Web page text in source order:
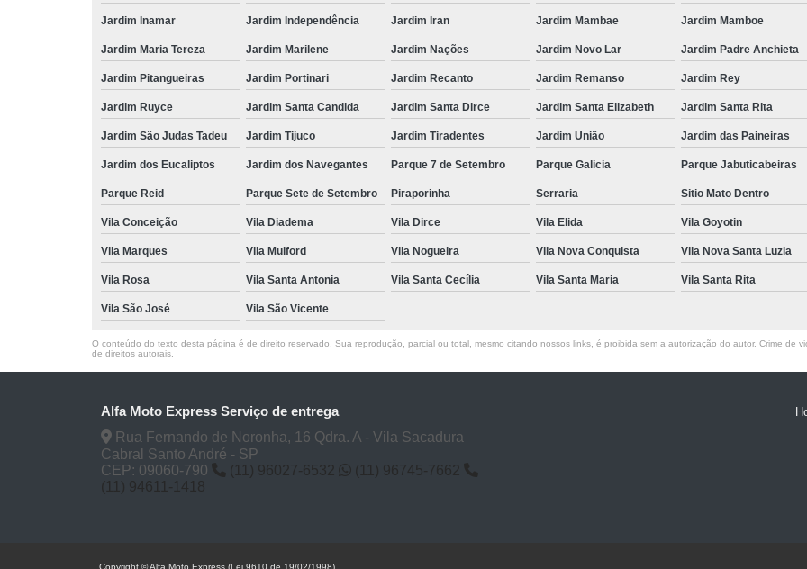
Jardim Inamar Jardim Independência Jardim Iran Jardim Mambae Jardim Mamboe
Jardim Maria Tereza Jardim Marilene Jardim Nações Jardim Novo Lar Jardim Padre Anchieta
Jardim Pitangueiras Jardim Portinari Jardim Recanto Jardim Remanso Jardim Rey
Jardim Ruyce Jardim Santa Candida Jardim Santa Dirce Jardim Santa Elizabeth Jardim Santa Rita
Jardim São Judas Tadeu Jardim Tijuco Jardim Tiradentes Jardim União Jardim das Paineiras
Jardim dos Eucaliptos Jardim dos Navegantes Parque 7 de Setembro Parque Galicia Parque Jabuticabeiras
Parque Reid Parque Sete de Setembro Piraporinha Serraria Sitio Mato Dentro
Vila Conceição Vila Diadema Vila Dirce Vila Elida Vila Goyotin
Vila Marques Vila Mulford Vila Nogueira Vila Nova Conquista Vila Nova Santa Luzia
Vila Rosa Vila Santa Antonia Vila Santa Cecília Vila Santa Maria Vila Santa Rita
Vila São José Vila São Vicente
O conteúdo do texto desta página é de direito reservado. Sua reprodução, parcial ou total, mesmo citando nossos links, é proibida sem a autorização do autor. Crime de
de direitos autorais
Alfa Moto Express Serviço de entrega
Rua Fernando de Noronha, 16 Qdra. A - Vila Sacadura
Cabral Santo André - SP
CEP: 09060-790
(11) 96027-6532
(11) 96745-7662
(11) 94611-1418
Copyright © Alfa Moto Express (Lei 9610 de 19/02/1998)